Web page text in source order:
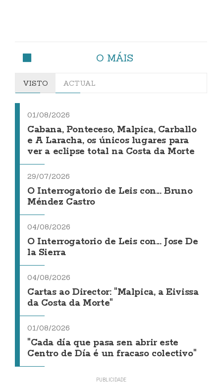
O MÁIS
VISTO ACTUAL
01/08/2026
Cabana, Ponteceso, Malpica, Carballo
e A Laracha, os únicos lugares para
ver a eclipse total na Costa da Morte
29/07/2026
O Interrogatorio de Leis con... Bruno
Méndez Castro
04/08/2026
O Interrogatorio de Leis con... Jose De
la Sierra
04/08/2026
Cartas ao Director: "Malpica, a Eivissa
da Costa da Morte"
01/08/2026
"Cada día que pasa sen abrir este
Centro de Día é un fracaso colectivo"